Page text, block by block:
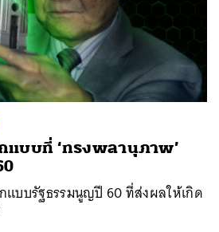
แบบที่ ‘ทรงพลานุภาพ’
บบรัฐธรรมนูญปี 60 ที่ส่งผลให้เกิด